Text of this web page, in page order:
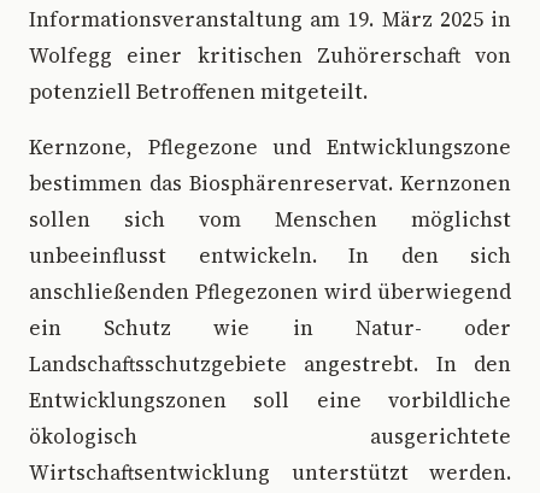
Informationsveranstaltung am 19. März 2025 in
Wolfegg einer kritischen Zuhörerschaft von
potenziell Betroffenen mitgeteilt.
Kernzone, Pflegezone und Entwicklungszone
bestimmen das Biosphärenreservat. Kernzonen
sollen sich vom Menschen möglichst
unbeeinflusst entwickeln. In den sich
anschließenden Pflegezonen wird überwiegend
ein Schutz wie in Natur- oder
Landschaftsschutzgebiete angestrebt. In den
Entwicklungszonen soll eine vorbildliche
ökologisch ausgerichtete
Wirtschaftsentwicklung unterstützt werden.